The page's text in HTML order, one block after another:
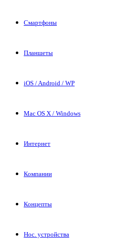
Смартфоны
Планшеты
iOS / Android / WP
Mac OS X / Windows
Интернет
Компании
Концепты
Нос. устройства